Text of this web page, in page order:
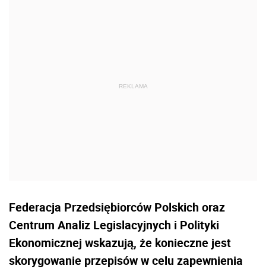
Federacja Przedsiębiorców Polskich oraz
Centrum Analiz Legislacyjnych i Polityki
Ekonomicznej wskazują, że konieczne jest
skorygowanie przepisów w celu zapewnienia